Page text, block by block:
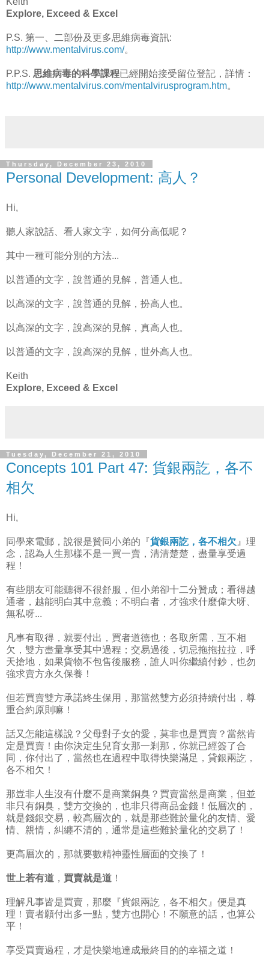
Explore, Exceed & Excel
P.S. 第一、二部份及更多思維病毒資訊:
http://www.mentalvirus.com/。
P.P.S. 思維病毒的科學課程已經開始接受留位登記，詳情：
http://www.mentalvirus.com/mentalvirusprogram.htm。
Thursday, December 23, 2010
Personal Development: 高人？
Hi,
聽人家說話、看人家文字，如何分高低呢？
其中一種可能分別的方法...
以普通的文字，說普通的見解，普通人也。
以高深的文字，說普通的見解，扮高人也。
以高深的文字，說高深的見解，真高人也。
以普通的文字，說高深的見解，世外高人也。
Keith
Explore, Exceed & Excel
Tuesday, December 21, 2010
Concepts 101 Part 47: 貨銀兩訖，各不
相欠
Hi,
同學來電郵，說很是贊同小弟的『貨銀兩訖，各不相欠 』理
念，認為人生那樣不是一買一賣，清清楚楚，盡量享受過
程！
有些朋友可能聽得不很舒服，但小弟卻十二分贊成；看得越
通者，越能明白其中意義；不明白者，才強求什麼偉大呀、
無私呀...
凡事有取得，就要付出，買者道德也；各取所需，互不相
欠，雙方盡量享受其中過程；交易過後，切忌拖拖拉拉，呼
天搶地，如果貨物不包售後服務，誰人叫你繼續付鈔，也勿
強求賣方永久保養！
但若買賣雙方承諾終生保用，那當然雙方必須持續付出，尊
重合約原則嘛！
話又怎能這樣說？父母對子女的愛，莫非也是買賣？當然肯
定是買賣！由你決定生兒育女那一剎那，你就已經簽了合
同，你付出了，當然也在過程中取得快樂滿足，貸銀兩訖，
各不相欠！
那豈非人生沒有什麼不是商業銅臭？買賣當然是商業，但並
非只有銅臭，雙方交換的，也非只得商品金錢！低層次的，
就是錢銀交易，較高層次的，就是那些難於量化的友情、愛
情、親情，糾纏不清的，通常是這些難於量化的交易了！
更高層次的，那就要數精神靈性層面的交換了！
世上若有道 ， 買賣就是道 ！
理解凡事皆是買賣，那麼『貨銀兩訖，各不相欠』便是真
理！賣者願付出多一點，雙方也開心！不願意的話，也算公
平！
享受買賣過程，才是快樂地達成最終目的的幸福之道！